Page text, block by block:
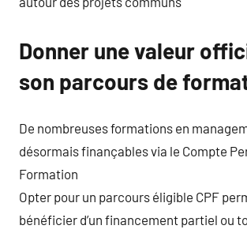
Donner une valeur
son parcours de
De nombreuses formations en
désormais finançables via le Compte
Formation
Opter pour un parcours éligible CPF
bénéficier d’un financement partiel ou